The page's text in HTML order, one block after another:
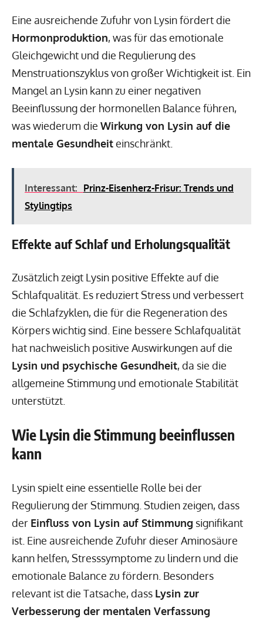
Eine ausreichende Zufuhr von Lysin fördert die
Hormonproduktion, was für das emotionale
Gleichgewicht und die Regulierung des
Menstruationszyklus von großer Wichtigkeit ist. Ein
Mangel an Lysin kann zu einer negativen
Beeinflussung der hormonellen Balance führen,
was wiederum die Wirkung von Lysin auf die
mentale Gesundheiteinschränkt.
Interessant: Prinz-Eisenherz-Frisur: Trends und
Stylingtips
Effekte auf Schlaf und Erholungsqualität
Zusätzlich zeigt Lysin positive Effekte auf die
Schlafqualität. Es reduziert Stress und verbessert
die Schlafzyklen, die für die Regeneration des
Körpers wichtig sind. Eine bessere Schlafqualität
hat nachweislich positive Auswirkungen auf die
Lysin und psychische Gesundheit, da sie die
allgemeine Stimmung und emotionale Stabilität
unterstützt.
Wie Lysin die Stimmung beeinflussen
kann
Lysin spielt eine essentielle Rolle bei der
Regulierung der Stimmung. Studien zeigen, dass
der Einfluss von Lysin auf Stimmung signifikant
ist. Eine ausreichende Zufuhr dieser Aminosäure
kann helfen, Stresssymptome zu lindern und die
emotionale Balance zu fördern. Besonders
relevant ist die Tatsache, dass Lysin zur
Verbesserung der mentalen Verfassung